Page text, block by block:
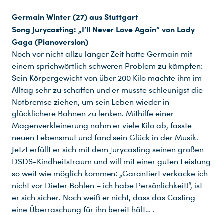
Germain Winter (27) aus Stuttgart
Song Jurycasting: „I’ll Never Love Again“ von Lady
Gaga (Pianoversion)
Noch vor nicht allzu langer Zeit hatte Germain mit
einem sprichwörtlich schweren Problem zu kämpfen:
Sein Körpergewicht von über 200 Kilo machte ihm im
Alltag sehr zu schaffen und er musste schleunigst die
Notbremse ziehen, um sein Leben wieder in
glücklichere Bahnen zu lenken. Mithilfe einer
Magenverkleinerung nahm er viele Kilo ab, fasste
neuen Lebensmut und fand sein Glück in der Musik.
Jetzt erfüllt er sich mit dem Jurycasting seinen großen
DSDS-Kindheitstraum und will mit einer guten Leistung
so weit wie möglich kommen: „Garantiert verkacke ich
nicht vor Dieter Bohlen – ich habe Persönlichkeit!“, ist
er sich sicher. Noch weiß er nicht, dass das Casting
eine Überraschung für ihn bereit hält… .